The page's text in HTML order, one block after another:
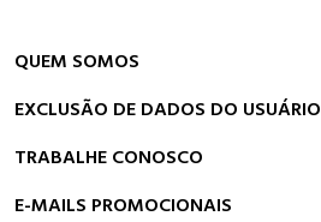
QUEM SOMOS
EXCLUSÃO DE DADOS DO USUÁRIO
TRABALHE CONOSCO
E-MAILS PROMOCIONAIS